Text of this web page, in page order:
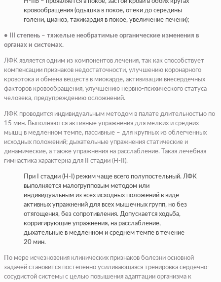
Н-IIБ – проявляется в покое, застой крови в обоих кругах
кровообращения (одышка в покое, отеки до середины
голени, цианоз, тахикардия в покое, увеличение печени);
• III степень – тяжелые необратимые органические изменения в
органах и системах.
ЛФК является одним из компонентов лечения, так как способствует
компенсации признаков недостаточности, улучшению коронарного
кровотока и обмена веществ в миокарде, активизации внесердечных
факторов кровообращения, улучшению нервно-психического статуса
человека, предупреждению осложнений.
ЛФК проводится индивидуальным методом в палате длительностью по
15 мин. Выполняются активные упражнения для мелких и средних
мышц в медленном темпе, пассивные – для крупных из облегченных
исходных положений; дыхательные упражнения статические и
динамические, а также упражнения на расслабление. Такая лечебная
гимнастика характерна для II стадии (Н-II).
При I стадии (Н-I) режим чаще всего полупостельный. ЛФК
выполняется малогрупповым методом или
индивидуальным из всех исходных положений в виде
активных упражнений для всех мышечных групп, но без
отягощения, без сопротивления. Допускается ходьба,
корригирующие упражнения, на расслабление,
дыхательные в медленном и среднем темпе в течение
20 мин.
По мере исчезновения клинических признаков болезни основной
задачей становится постепенно усиливающаяся тренировка сердечно-
сосудистой системы с целью повышения адаптации организма к